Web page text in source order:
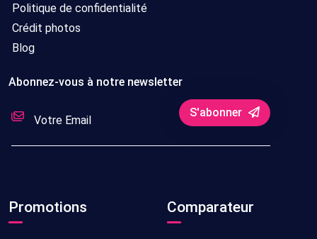
Politique de confidentialité
Crédit photos
Blog
Abonnez-vous à notre newsletter
S'abonner
Promotions Comparateur